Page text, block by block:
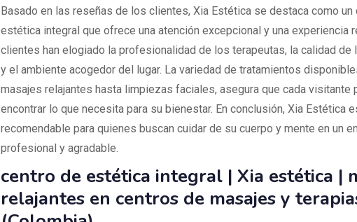
Basado en las reseñas de los clientes, Xia Estética se destaca como un
estética integral que ofrece una atención excepcional y una experiencia
clientes han elogiado la profesionalidad de los terapeutas, la calidad de
y el ambiente acogedor del lugar. La variedad de tratamientos
masajes relajantes hasta limpiezas faciales, asegura que cada visitante
encontrar lo que necesita para su bienestar. En conclusión, Xia Estética
recomendable para quienes buscan cuidar de su cuerpo y mente en un
profesional y agradable.
centro de estética integral | Xia estética |
relajantes en centros de masajes y